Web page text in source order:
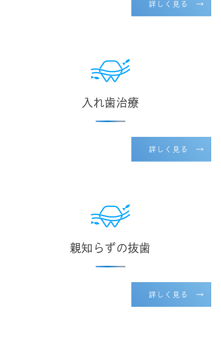
詳しく見る
入れ歯治療
詳しく見る
親知らずの抜歯
詳しく見る